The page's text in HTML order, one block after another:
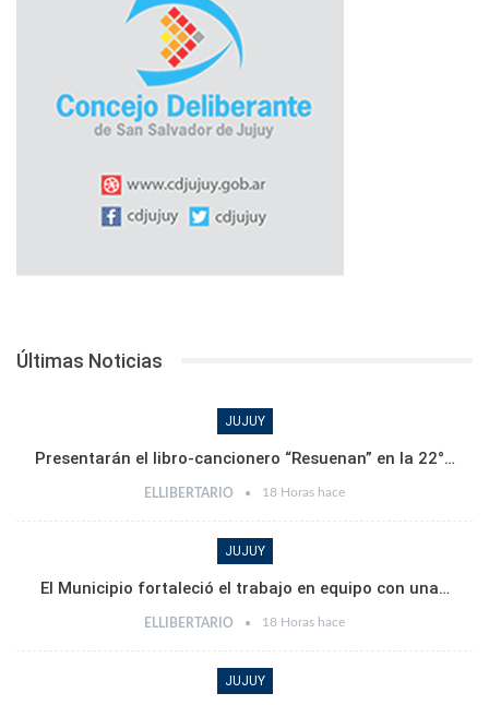
Últimas Noticias
JUJUY
Presentarán el libro-cancionero “Resuenan” en la 22°…
ELLIBERTARIO 18 Horas hace
JUJUY
El Municipio fortaleció el trabajo en equipo con una…
ELLIBERTARIO 18 Horas hace
JUJUY